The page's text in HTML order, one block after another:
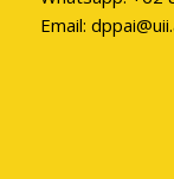
Email: